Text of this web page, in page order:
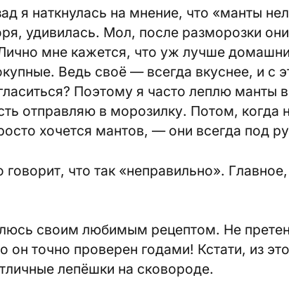
я наткнулась на мнение, что «манты
удивилась. Мол, после разморозки
мне кажется, что уж лучше
Ведь своё — всегда вкуснее, и с
Поэтому я часто леплю манты
отправляю в морозилку. Потом, когда
хочется мантов, — они всегда под
говорит, что так «неправильно».
своим любимым рецептом. Не
он точно проверен годами! Кстати, из
лепёшки на сковороде.